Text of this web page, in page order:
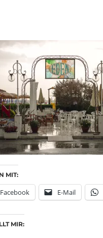
MIT:
Facebook E-Mail
MIR: